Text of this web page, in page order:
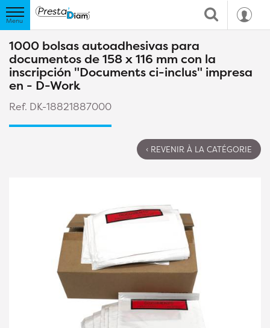
1000 bolsas autoadhesivas para
documentos de 158 x 116 mm con la
inscripción "Documents ci-inclus" impresa
en - D-Work
Ref. DK-18821887000
‹ REVENIR À LA CATÉGORIE